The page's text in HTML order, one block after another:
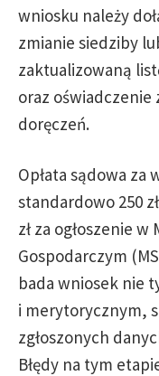
wniosku należy
zmianie siedziby
zaktualizowaną
oraz oświadczenie
doręczeń.
Opłata sądowa za
standardowo 250
zł za ogłoszenie
Gospodarczym
bada wniosek nie
i merytorycznym,
zgłoszonych
Błędy na tym